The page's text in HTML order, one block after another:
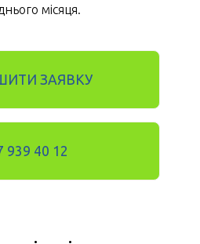
місяця.
ЗАЯВКУ
939 40 12